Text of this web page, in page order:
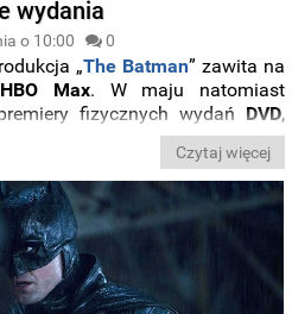
wydania
o 10:00 0
„The Batman” zawita na
HBO Max. W maju natomiast
fizycznych wydań DVD,
Mrocznym Rycerzu,
Czytaj więcej